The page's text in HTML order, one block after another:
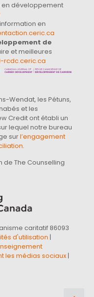
développement
en
de
et meilleures
rcdc.ceric.ca
Wendat, les Pétuns,
et les
Credit ont établi un
lequel notre bureau
surl’engagement
.
de The Counselling
caritatif 86093
d'utilisation |
les médias sociaux|